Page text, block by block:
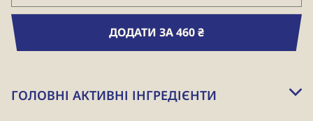
ДОДАТИ ЗА 460 ₴
ГОЛОВНІ АКТИВНІ ІНГРЕДІЄНТИ